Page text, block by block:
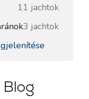
11 jachtok
3 jachtok